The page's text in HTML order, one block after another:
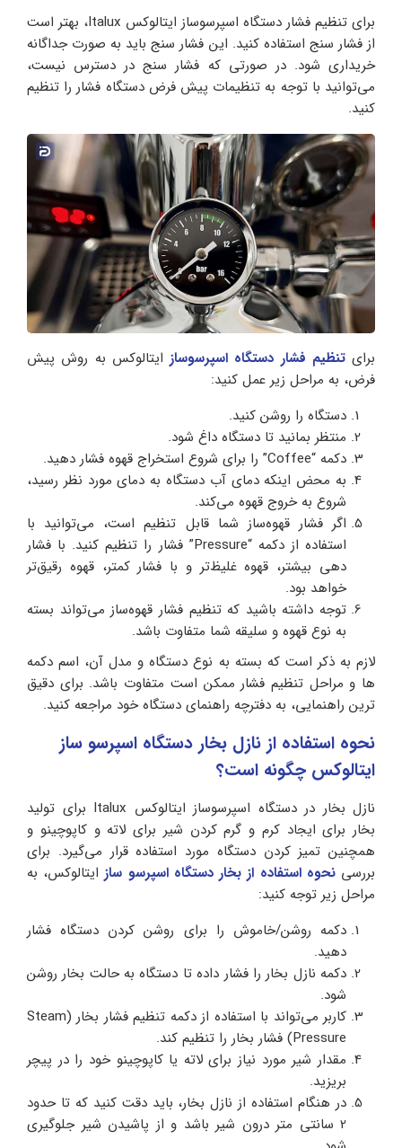
برای تنظیم فشار دستگاه اسپرسوساز ایتالوکس Italux، بهتر است
از فشار سنج استفاده کنید. این فشار سنج باید به صورت جداگانه
خریداری شود. در صورتی که فشار سنج در دسترس نیست،
می‌توانید با توجه به تنظیمات پیش فرض دستگاه فشار را تنظیم
کنید.
برایتنظیم فشار دستگاه اسپرسوساز ایتالوکس به روش پیش
فرض، به مراحل زیر عمل کنید:
دستگاه را روشن کنید.
منتظر بمانید تا دستگاه داغ شود.
دکمه “Coffee” را برای شروع استخراج قهوه فشار دهید.
به محض اینکه دمای آب دستگاه به دمای مورد نظر رسید،
شروع به خروج قهوه می‌کند.
اگر فشار قهوه‌ساز شما قابل تنظیم است، می‌توانید با
استفاده از دکمه “Pressure” فشار را تنظیم کنید. با فشار
دهی بیشتر، قهوه غلیظ‌تر و با فشار کمتر، قهوه رقیق‌تر
خواهد بود.
توجه داشته باشید که تنظیم فشار قهوه‌ساز می‌تواند بسته
به نوع قهوه و سلیقه شما متفاوت باشد.
لازم به ذکر است که بسته به نوع دستگاه و مدل آن، اسم دکمه
ها و مراحل تنظیم فشار ممکن است متفاوت باشد. برای دقیق
ترین راهنمایی، به دفترچه راهنمای دستگاه خود مراجعه کنید.
نحوه استفاده از نازل بخار دستگاه اسپرسو ساز
ایتالوکس چگونه است؟
نازل بخار در دستگاه اسپرسوساز ایتالوکس Italux برای تولید
بخار برای ایجاد کرم و گرم کردن شیر برای لاته و کاپوچینو و
همچنین تمیز کردن دستگاه مورد استفاده قرار می‌گیرد. برای
بررسینحوه استفاده از بخار دستگاه اسپرسو ساز ایتالوکس، به
مراحل زیر توجه کنید:
دکمه روشن/خاموش را برای روشن کردن دستگاه فشار
دهید.
دکمه نازل بخار را فشار داده تا دستگاه به حالت بخار روشن
شود.
کاربر می‌تواند با استفاده از دکمه تنظیم فشار بخار (Steam
Pressure) فشار بخار را تنظیم کند.
مقدار شیر مورد نیاز برای لاته یا کاپوچینو خود را در پیچر
بریزید.
در هنگام استفاده از نازل بخار، باید دقت کنید که تا حدود
2 سانتی متر درون شیر باشد و از پاشیدن شیر جلوگیری